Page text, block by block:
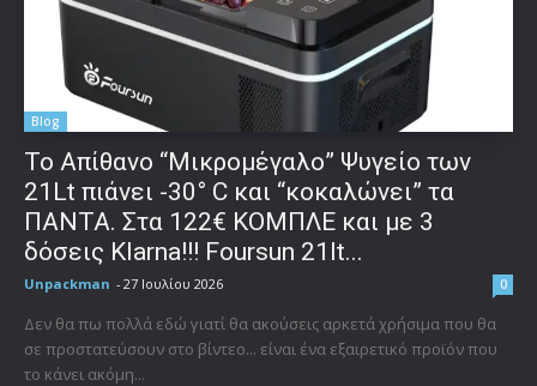
Blog
Το Απίθανο “Μικρομέγαλο” Ψυγείο των
21Lt πιάνει -30° C και “κοκαλώνει” τα
ΠΑΝΤΑ. Στα 122€ ΚΟΜΠΛΕ και με 3
δόσεις Klarna!!! Foursun 21lt...
Unpackman - 27 Ιουλίου 2026 0
Δεν θα πω πολλά εδώ γιατί θα ακούσεις αρκετά χρήσιμα που θα
σε προστατεύσουν στο βίντεο... είναι ένα εξαιρετικό προϊόν που
το κάνει ακόμη...